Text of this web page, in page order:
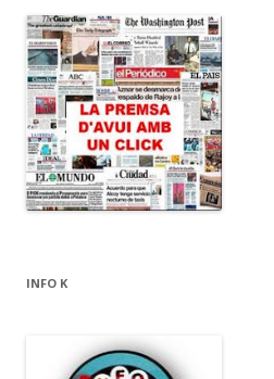
INFO K